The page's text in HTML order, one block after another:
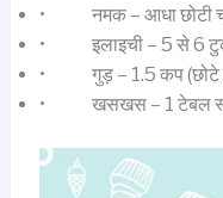
• नमक – आधा छोटी
• इलाइची – 5 से 6
• गुड़ – 1.5 कप (छोटे
• खसखस – 1 टेबल स्पून